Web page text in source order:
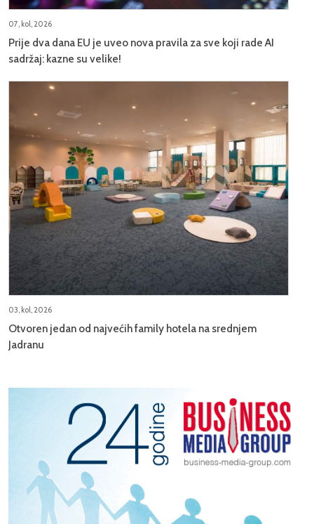
07, kol, 2026
Prije dva dana EU je uveo nova pravila za sve koji rade AI
sadržaj: kazne su velike!
03, kol, 2026
Otvoren jedan od najvećih family hotela na srednjem
Jadranu